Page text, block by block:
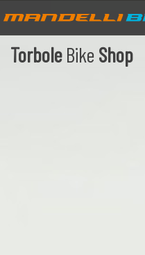
TorboleBike Shop